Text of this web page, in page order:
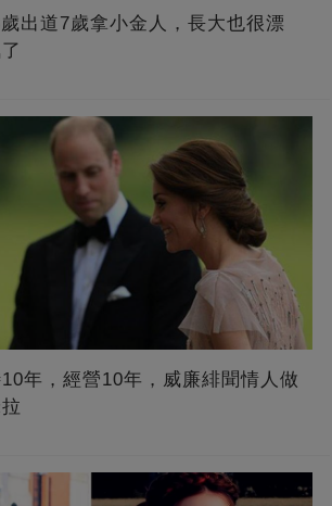
出道7歲拿小金人，長大也很漂
年，經營10年，威廉緋聞情人做